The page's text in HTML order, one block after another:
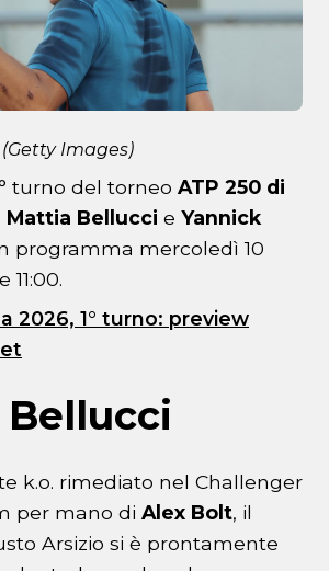
Images)
turno del torneo ATP 250 di
Mattia Bellucci e Yannick
programma mercoledì 10
2026, 1° turno: preview
k.o. rimediato nel Challenger
per mano di Alex Bolt, il
Arsizio si è prontamente